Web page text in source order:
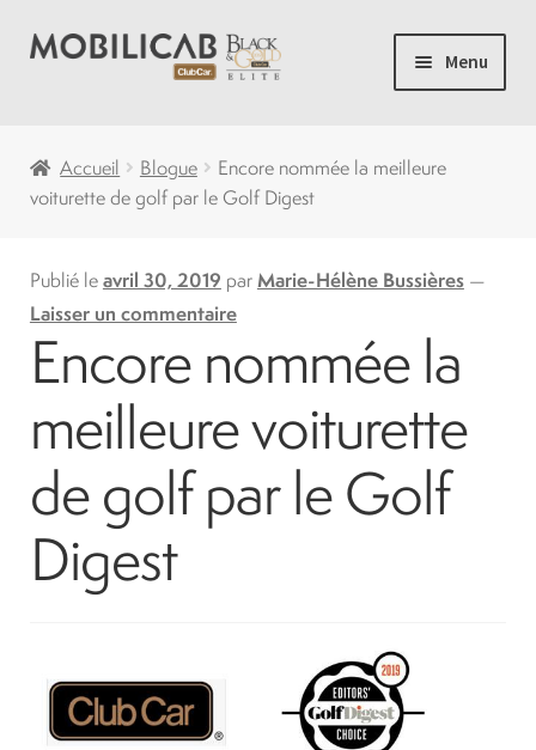
Aller
Aller
Menu
Camping
Voiturette de Golf
Voiturettes Neuves
enfant
Pièces
Ouvrir
le
Solde
Location
Blog
Accueil Blogue
Encore nommée la meilleure
voiturette de golf par le Golf Digest
Publié leavril 30, 2019 parMarie-Hélène Bussières —
Laisser un commentaire
Encore nommée la
meilleure voiturette
de golf par le Golf
Digest